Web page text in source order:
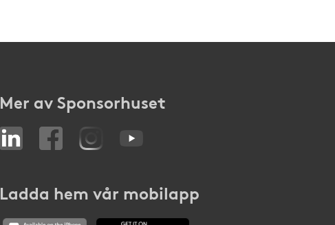
Mer av Sponsorhuset
Ladda hem vår mobilapp